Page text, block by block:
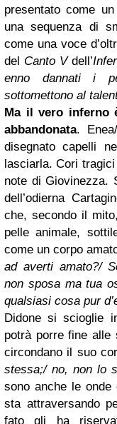
presentato come
una sequenza di
come una voce
del Canto V dell’
enno dannati i
sottomettono al
Ma il vero inferno
abbandonata.
disegnato capelli
lasciarla. Cori
note di Giovinezza.
dell’odierna
che, secondo il
pelle animale,
come un corpo
ad averti amato?/
non sposa ma tua
qualsiasi cosa pur
Didone si scioglie
potrà porre fine alle
circondano il suo
stessa;/ no, non lo
sono anche le onde
sta attraversando
fato gli ha